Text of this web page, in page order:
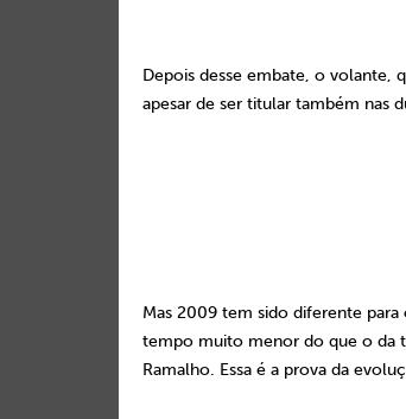
Depois desse embate, o volante,
apesar de ser titular também nas
Mas 2009 tem sido diferente
tempo muito menor do que o da
Ramalho. Essa é a prova da